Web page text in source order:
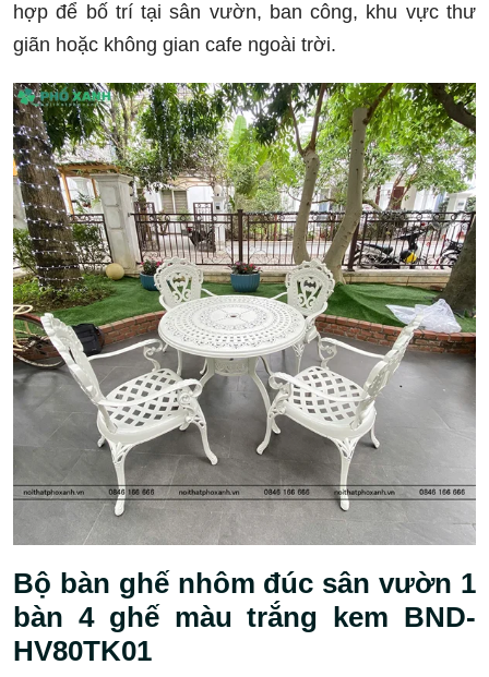
hợp để bố trí tại sân vườn, ban công, khu vực thư
giãn hoặc không gian cafe ngoài trời.
Bộ bàn ghế nhôm đúc sân vườn 1
bàn 4 ghế màu trắng kem BND-
HV80TK01